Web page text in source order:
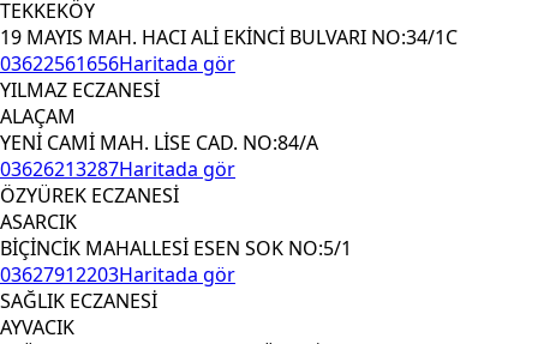
TEKKEKÖY
19 MAYIS MAH. HACI ALİ EKİNCİ BULVARI NO:34/1C
03622561656Haritada gör
YILMAZ ECZANESİ
ALAÇAM
YENİ CAMİ MAH. LİSE CAD. NO:84/A
03626213287Haritada gör
ÖZYÜREK ECZANESİ
ASARCIK
BİÇİNCİK MAHALLESİ ESEN SOK NO:5/1
03627912203Haritada gör
SAĞLIK ECZANESİ
AYVACIK